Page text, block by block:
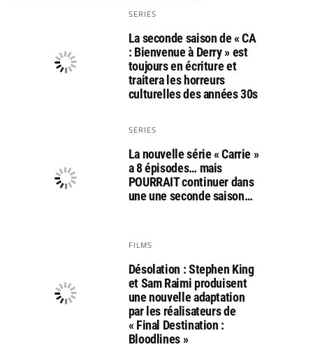
SERIES
La seconde saison de « CA
: Bienvenue à Derry » est
toujours en écriture et
traitera les horreurs
culturelles des années 30s
SERIES
La nouvelle série « Carrie »
a 8 épisodes… mais
POURRAIT continuer dans
une une seconde saison…
FILMS
Désolation : Stephen King
et Sam Raimi produisent
une nouvelle adaptation
par les réalisateurs de
« Final Destination :
Bloodlines »